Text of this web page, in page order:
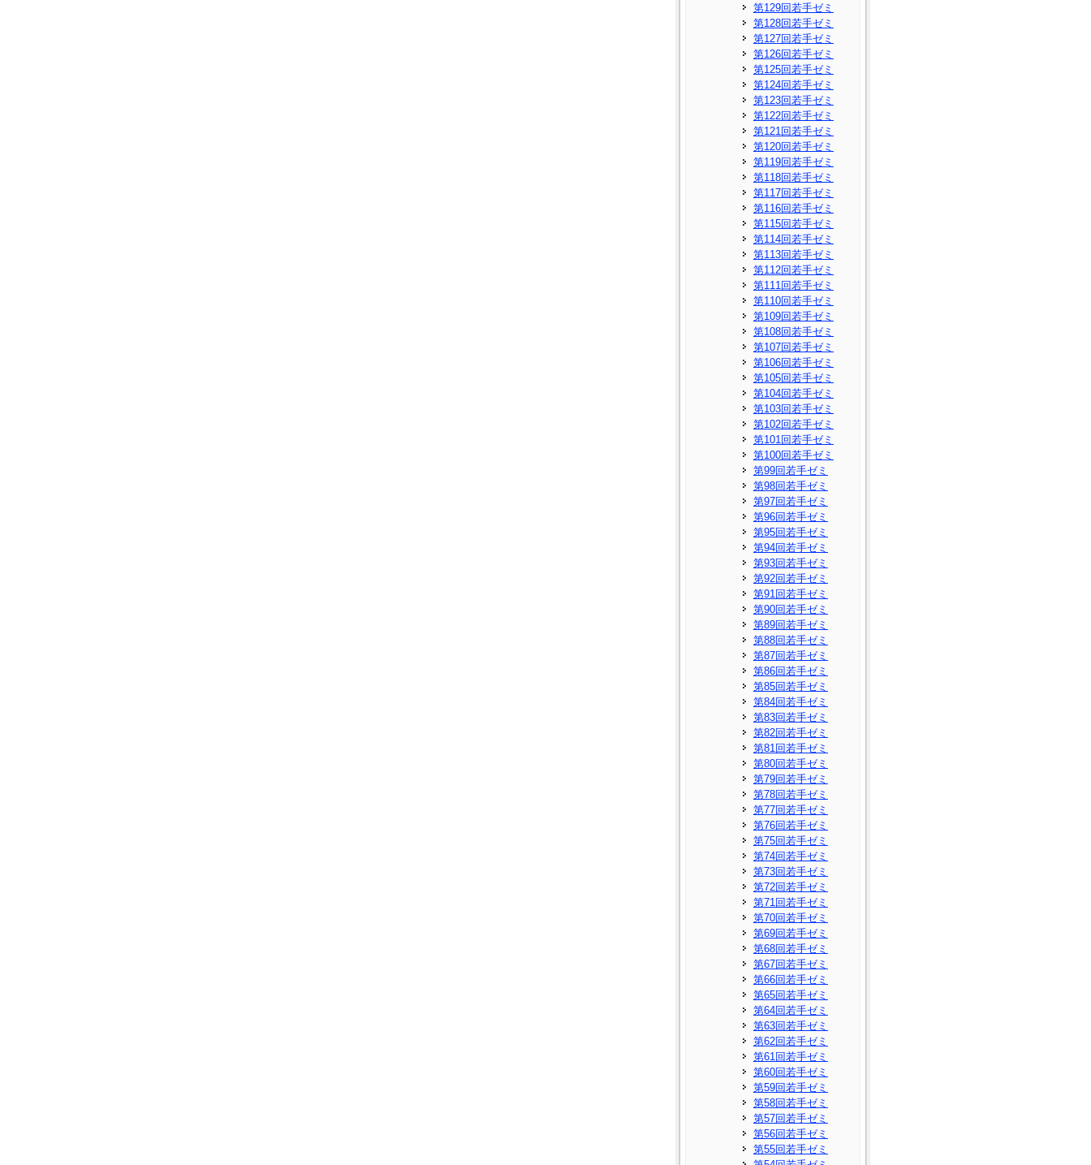
第129回若手ゼミ
第128回若手ゼミ
第127回若手ゼミ
第126回若手ゼミ
第125回若手ゼミ
第124回若手ゼミ
第123回若手ゼミ
第122回若手ゼミ
第121回若手ゼミ
第120回若手ゼミ
第119回若手ゼミ
第118回若手ゼミ
第117回若手ゼミ
第116回若手ゼミ
第115回若手ゼミ
第114回若手ゼミ
第113回若手ゼミ
第112回若手ゼミ
第111回若手ゼミ
第110回若手ゼミ
第109回若手ゼミ
第108回若手ゼミ
第107回若手ゼミ
第106回若手ゼミ
第105回若手ゼミ
第104回若手ゼミ
第103回若手ゼミ
第102回若手ゼミ
第101回若手ゼミ
第100回若手ゼミ
第99回若手ゼミ
第98回若手ゼミ
第97回若手ゼミ
第96回若手ゼミ
第95回若手ゼミ
第94回若手ゼミ
第93回若手ゼミ
第92回若手ゼミ
第91回若手ゼミ
第90回若手ゼミ
第89回若手ゼミ
第88回若手ゼミ
第87回若手ゼミ
第86回若手ゼミ
第85回若手ゼミ
第84回若手ゼミ
第83回若手ゼミ
第82回若手ゼミ
第81回若手ゼミ
第80回若手ゼミ
第79回若手ゼミ
第78回若手ゼミ
第77回若手ゼミ
第76回若手ゼミ
第75回若手ゼミ
第74回若手ゼミ
第73回若手ゼミ
第72回若手ゼミ
第71回若手ゼミ
第70回若手ゼミ
第69回若手ゼミ
第68回若手ゼミ
第67回若手ゼミ
第66回若手ゼミ
第65回若手ゼミ
第64回若手ゼミ
第63回若手ゼミ
第62回若手ゼミ
第61回若手ゼミ
第60回若手ゼミ
第59回若手ゼミ
第58回若手ゼミ
第57回若手ゼミ
第56回若手ゼミ
第55回若手ゼミ